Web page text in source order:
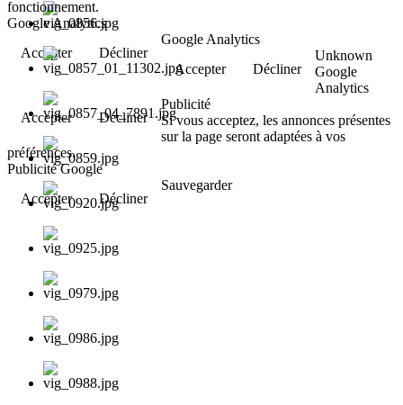
fonctionnement.
Google Analytics
Accepter
Décliner
Google Analytics
Accepter
Décliner
Unknown
Google
Analytics
Accepter
Décliner
Publicité
Si vous acceptez, les annonces présentes
sur la page seront adaptées à vos
préférences.
Publicité Google
Accepter
Décliner
Sauvegarder